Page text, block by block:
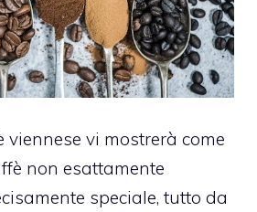
viennese vi mostrerà come
non esattamente
speciale, tutto da